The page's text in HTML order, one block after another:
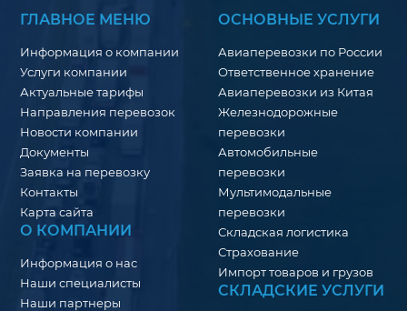
ГЛАВНОЕ МЕНЮ
Информация о компании
Услуги компании
Актуальные тарифы
Направления перевозок
Новости компании
Документы
Заявка на перевозку
Контакты
Карта сайта
О КОМПАНИИ
Информация о нас
Наши специалисты
Наши партнеры
ОСНОВНЫЕ УСЛУГИ
Авиаперевозки по России
Ответственное хранение
Авиаперевозки из Китая
Железнодорожные
перевозки
Автомобильные
перевозки
Мультимодальные
перевозки
Складская логистика
Страхование
Импорт товаров и грузов
СКЛАДСКИЕ УСЛУГИ